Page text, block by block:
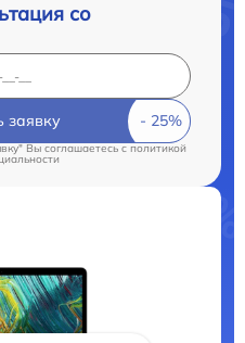
со
заявку
Вы соглашаетесь cполитикой